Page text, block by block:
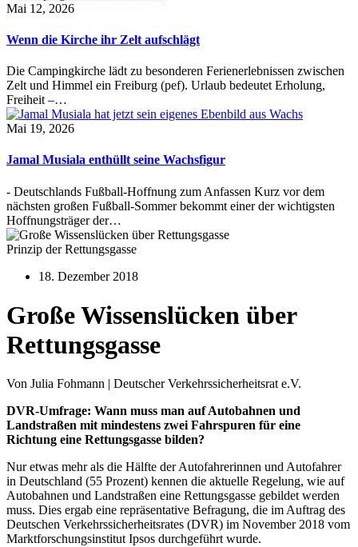
Mai 12, 2026
Wenn die Kirche ihr Zelt aufschlägt
Die Campingkirche lädt zu besonderen Ferienerlebnissen zwischen
Zelt und Himmel ein Freiburg (pef). Urlaub bedeutet Erholung,
Freiheit –…
Mai 19, 2026
Jamal Musiala enthüllt seine Wachsfigur
- Deutschlands Fußball-Hoffnung zum Anfassen Kurz vor dem
nächsten großen Fußball-Sommer bekommt einer der wichtigsten
Hoffnungsträger der…
Prinzip der Rettungsgasse
18. Dezember 2018
Große Wissenslücken über
Rettungsgasse
Von Julia Fohmann | Deutscher Verkehrssicherheitsrat e.V.
DVR-Umfrage: Wann muss man auf Autobahnen und
Landstraßen mit mindestens zwei Fahrspuren für eine
Richtung eine Rettungsgasse bilden?
Nur etwas mehr als die Hälfte der Autofahrerinnen und Autofahrer
in Deutschland (55 Prozent) kennen die aktuelle Regelung, wie auf
Autobahnen und Landstraßen eine Rettungsgasse gebildet werden
muss. Dies ergab eine repräsentative Befragung, die im Auftrag des
Deutschen Verkehrssicherheitsrates (DVR) im November 2018 vom
Marktforschungsinstitut Ipsos durchgeführt wurde.